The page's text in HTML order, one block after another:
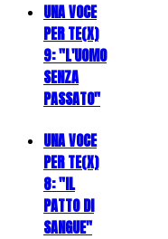
UNA VOCE
PER TE(X)
9: "L'UOMO
SENZA
PASSATO"
UNA VOCE
PER TE(X)
8: "IL
PATTO DI
SANGUE"